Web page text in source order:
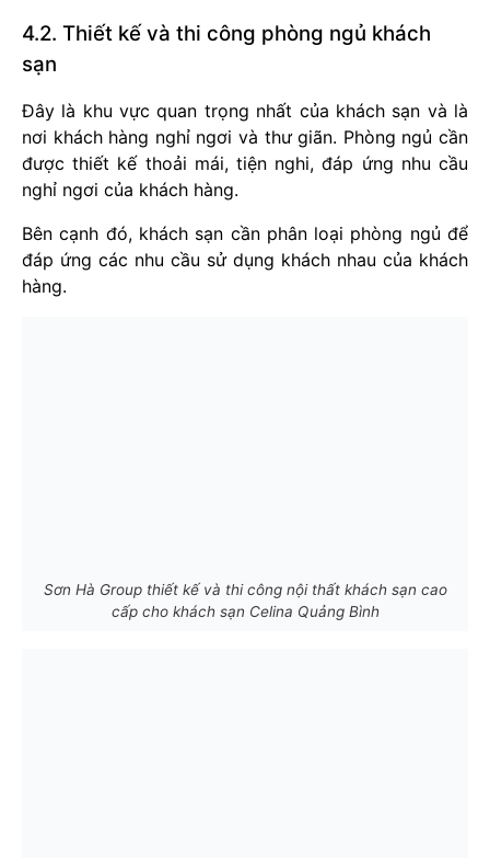
4.2. Thiết kế và thi công phòng ngủ khách
sạn
Đây là khu vực quan trọng nhất của khách sạn và là
nơi khách hàng nghỉ ngơi và thư giãn. Phòng ngủ cần
được thiết kế thoải mái, tiện nghi, đáp ứng nhu cầu
nghỉ ngơi của khách hàng.
Bên cạnh đó, khách sạn cần phân loại phòng ngủ để
đáp ứng các nhu cầu sử dụng khách nhau của khách
hàng.
Sơn Hà Group thiết kế và thi công nội thất khách sạn cao
cấp cho khách sạn Celina Quảng Bình